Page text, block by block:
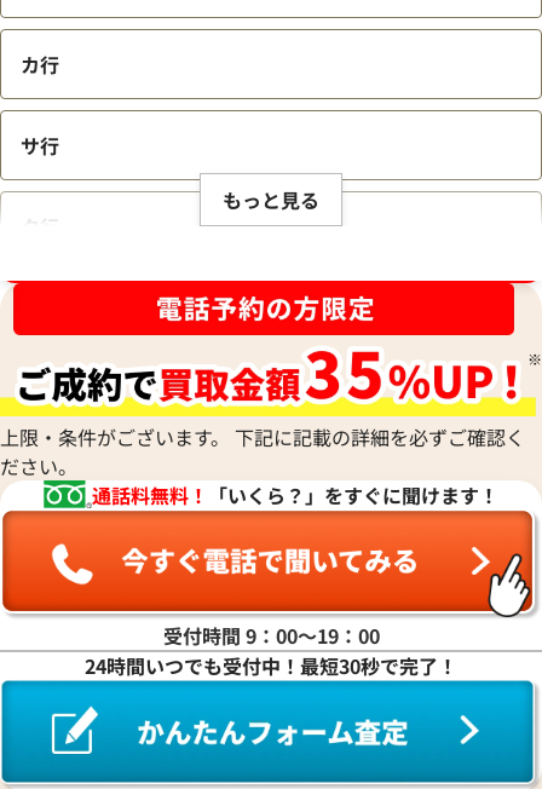
カ行
サ行
タ行
ハ行
マ行
ヤ行
ワ行
もっと見る
上限・条件がございます。 下記に記載の詳細を必ずご確認く
ださい。
通話料無料！
「いくら？」をすぐに聞けます！
受付時間 9：00〜19：00
24時間いつでも受付中！最短30秒で完了！